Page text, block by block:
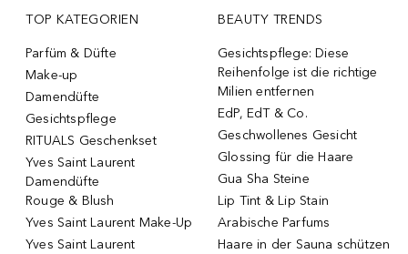
TOP KATEGORIEN
Parfüm & Düfte
Make-up
Damendüfte
Gesichtspflege
RITUALS Geschenkset
Yves Saint Laurent
Damendüfte
Rouge & Blush
Yves Saint Laurent Make-Up
Yves Saint Laurent
BEAUTY TRENDS
Gesichtspflege: Diese
Reihenfolge ist die richtige
Milien entfernen
EdP, EdT & Co.
Geschwollenes Gesicht
Glossing für die Haare
Gua Sha Steine
Lip Tint & Lip Stain
Arabische Parfums
Haare in der Sauna schützen